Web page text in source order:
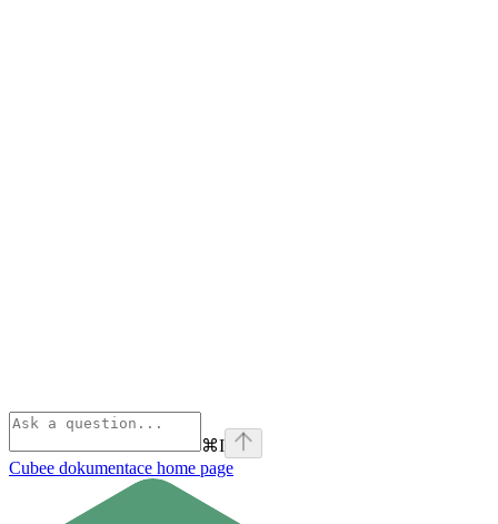
⌘I
Cubee dokumentace home page